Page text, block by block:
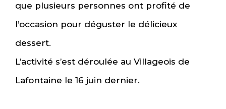
que plusieurs personnes ont profité de
l’occasion pour déguster le délicieux
dessert.
L’activité s’est déroulée au Villageois de
Lafontaine le 16 juin dernier.